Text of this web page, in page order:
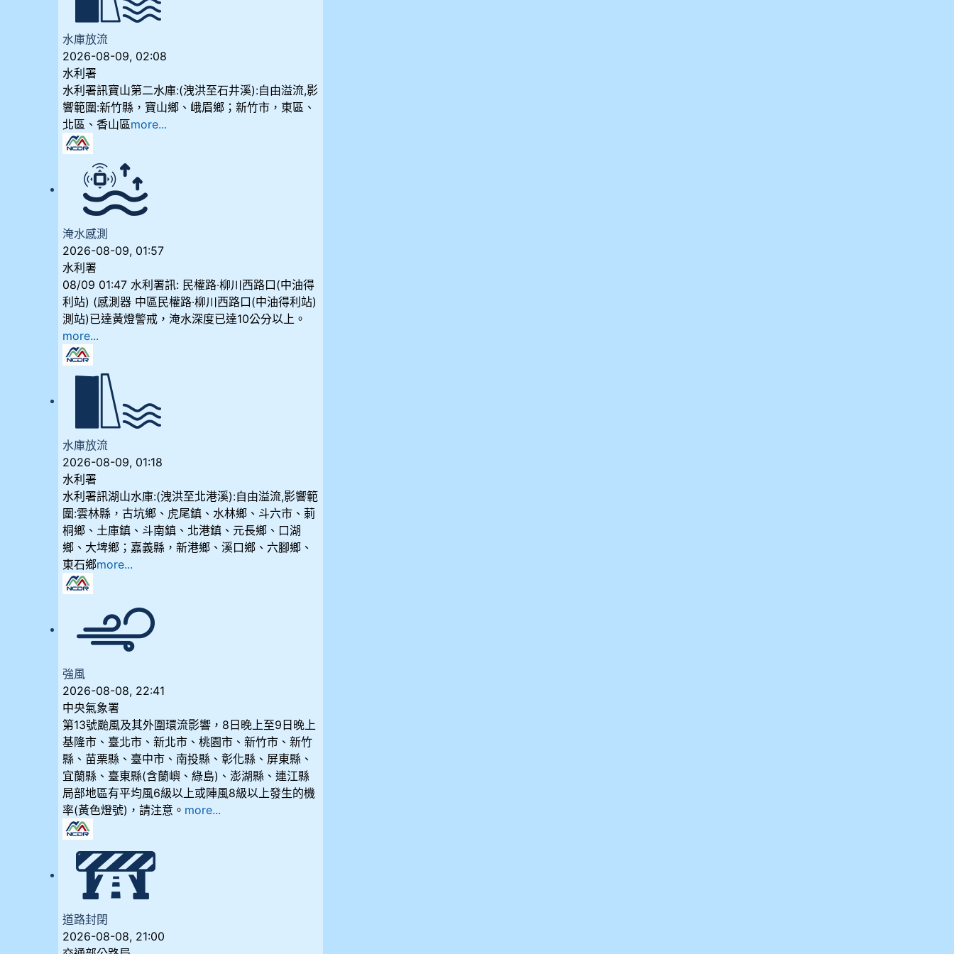
水庫放流
2026-08-09, 02:08
水利署
水利署訊寶山第二水庫:(洩洪至石井溪):自由溢流,影
響範圍:新竹縣，寶山鄉、峨眉鄉；新竹市，東區、
北區、香山區more...
淹水感測
2026-08-09, 01:57
水利署
08/09 01:47 水利署訊: 民權路‧柳川西路口(中油得
利站) (感測器 中區民權路‧柳川西路口(中油得利站)
測站)已達黃燈警戒，淹水深度已達10公分以上。​​​
more...
水庫放流
2026-08-09, 01:18
水利署
水利署訊湖山水庫:(洩洪至北港溪):自由溢流,影響範
圍:雲林縣，古坑鄉、虎尾鎮、水林鄉、斗六市、莿
桐鄉、土庫鎮、斗南鎮、北港鎮、元長鄉、口湖
鄉、大埤鄉；嘉義縣，新港鄉、溪口鄉、六腳鄉、
東石鄉more...
強風
2026-08-08, 22:41
中央氣象署
第13號颱風及其外圍環流影響，8日晚上至9日晚上
基隆市、臺北市、新北市、桃園市、新竹市、新竹
縣、苗栗縣、臺中市、南投縣、彰化縣、屏東縣、
宜蘭縣、臺東縣(含蘭嶼、綠島)、澎湖縣、連江縣
局部地區有平均風6級以上或陣風8級以上發生的機
率(黃色燈號)，請注意。 more...
道路封閉
2026-08-08, 21:00